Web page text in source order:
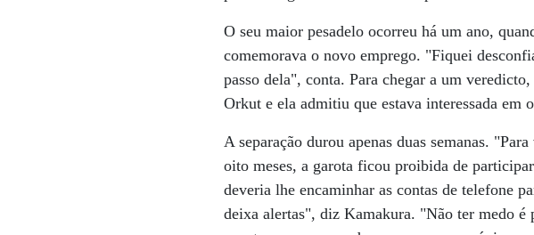
O seu maior pesadelo ocorreu há um ano,
comemorava o novo emprego. "Fiquei
passo dela", conta. Para chegar a um
Orkut e ela admitiu que estava interessada em
A separação durou apenas duas semanas.
oito meses, a garota ficou proibida de
deveria lhe encaminhar as contas de telefone
deixa alertas", diz Kamakura. "Não ter medo é